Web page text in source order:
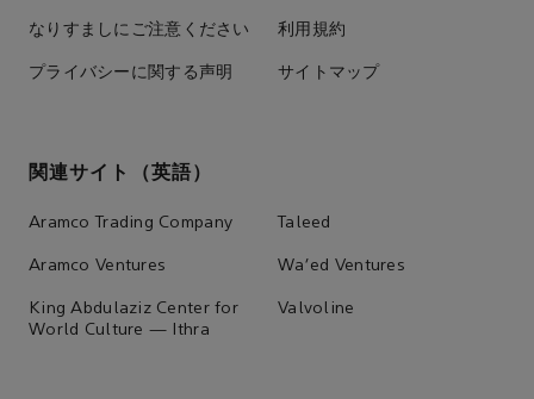
なりすましにご注意ください 利用規約
プライバシーに関する声明 サイトマップ
関連サイト（英語）
Aramco Trading Company Taleed
Aramco Ventures Wa'ed Ventures
King Abdulaziz Center for
World Culture — Ithra
Valvoline